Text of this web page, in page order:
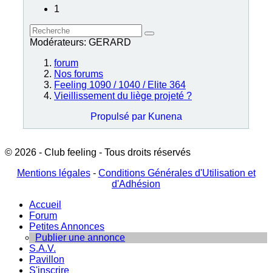
1
Modérateurs: GERARD
forum
Nos forums
Feeling 1090 / 1040 / Elite 364
Vieillissement du liège projeté ?
Propulsé par Kunena
© 2026 - Club feeling - Tous droits réservés
Mentions légales- Conditions Générales d'Utilisation et
d'Adhésion
Accueil
Forum
Petites Annonces
Publier une annonce
S.A.V.
Pavillon
S'inscrire